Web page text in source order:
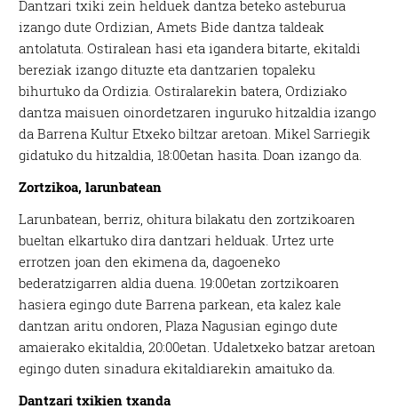
Dantzari txiki zein helduek dantza beteko asteburua
izango dute Ordizian, Amets Bide dantza taldeak
antolatuta. Ostiralean hasi eta igandera bitarte, ekitaldi
bereziak izango dituzte eta dantzarien topaleku
bihurtuko da Ordizia. Ostiralarekin batera, Ordiziako
dantza maisuen oinordetzaren inguruko hitzaldia izango
da Barrena Kultur Etxeko biltzar aretoan. Mikel Sarriegik
gidatuko du hitzaldia, 18:00etan hasita. Doan izango da.
Zortzikoa, larunbatean
Larunbatean, berriz, ohitura bilakatu den zortzikoaren
bueltan elkartuko dira dantzari helduak. Urtez urte
errotzen joan den ekimena da, dagoeneko
bederatzigarren aldia duena. 19:00etan zortzikoaren
hasiera egingo dute Barrena parkean, eta kalez kale
dantzan aritu ondoren, Plaza Nagusian egingo dute
amaierako ekitaldia, 20:00etan. Udaletxeko batzar aretoan
egingo duten sinadura ekitaldiarekin amaituko da.
Dantzari txikien txanda